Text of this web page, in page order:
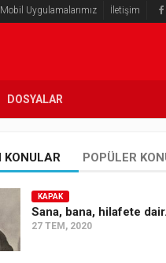
Mobil Uygulamalarımız İletişim
DOSYALAR
KONULAR POPÜLER
KAPAK
Sana, bana, hilafete
27 TEM, 2020